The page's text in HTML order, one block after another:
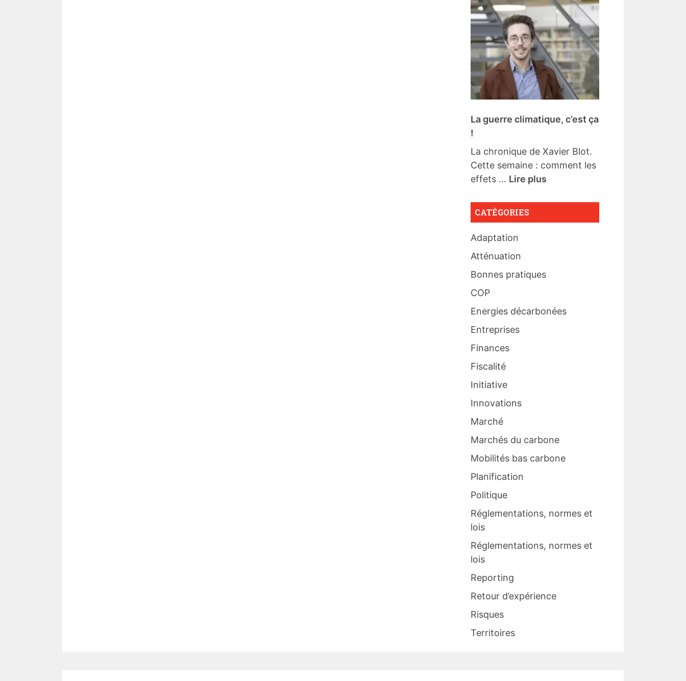
La guerre climatique, c’est ça
!
La chronique de Xavier Blot.
Cette semaine : comment les
effets ... Lire plus
CATÉGORIES
Adaptation
Atténuation
Bonnes pratiques
COP
Energies décarbonées
Entreprises
Finances
Fiscalité
Initiative
Innovations
Marché
Marchés du carbone
Mobilités bas carbone
Planification
Politique
Réglementations, normes et
lois
Réglementations, normes et
lois
Reporting
Retour d’expérience
Risques
Territoires